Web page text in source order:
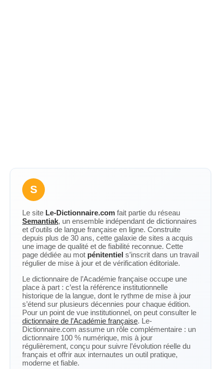
S
Le site Le-Dictionnaire.com fait partie du réseau
Semantiak, un ensemble indépendant de dictionnaires
et d’outils de langue française en ligne. Construite
depuis plus de 30 ans, cette galaxie de sites a acquis
une image de qualité et de fiabilité reconnue. Cette
page dédiée au mot pénitentiel s’inscrit dans un travail
régulier de mise à jour et de vérification éditoriale.
Le dictionnaire de l’Académie française occupe une
place à part : c’est la référence institutionnelle
historique de la langue, dont le rythme de mise à jour
s’étend sur plusieurs décennies pour chaque édition.
Pour un point de vue institutionnel, on peut consulter le
dictionnaire de l’Académie française. Le-
Dictionnaire.com assume un rôle complémentaire : un
dictionnaire 100 % numérique, mis à jour
régulièrement, conçu pour suivre l’évolution réelle du
français et offrir aux internautes un outil pratique,
moderne et fiable.